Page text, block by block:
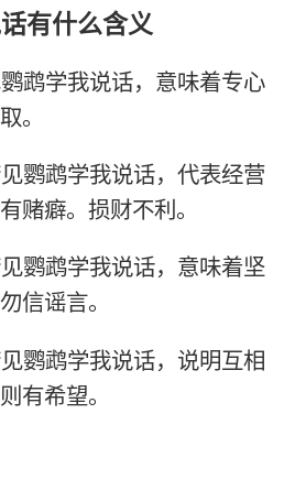
有什么含义
鹦鹉学我说话，意味着专心
。
鹦鹉学我说话，代表经营
赌癖。损财不利。
鹦鹉学我说话，意味着坚
信谣言。
鹦鹉学我说话，说明互相
有希望。